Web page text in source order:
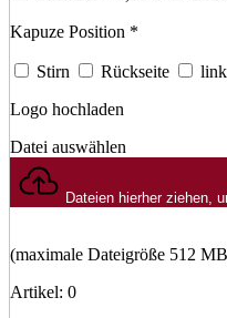
Kapuze Position *
Stirn Rückseite
Logo hochladen
Datei auswählen
Dateien hierher ziehen,
(maximale Dateigröße 512
Artikel: 0